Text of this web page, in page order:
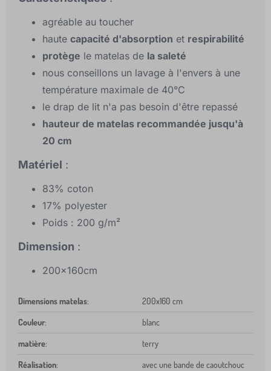
agréable au toucher
haute capacité d'absorption et respirabilité
protège le matelas de la saleté
nous conseillons un lavage à l'envers à une
température maximale de 40°C
le drap de lit n'a pas besoin d'être repassé
hauteur de matelas recommandée jusqu'à
20 cm
Matériel :
83% coton
17% polyester
Poids : 200 g/m²
Dimension :
200x160cm
Dimensions matelas: 200x160 cm
Couleur: blanc
matière: terry
Réalisation: avec une bande de caoutchouc